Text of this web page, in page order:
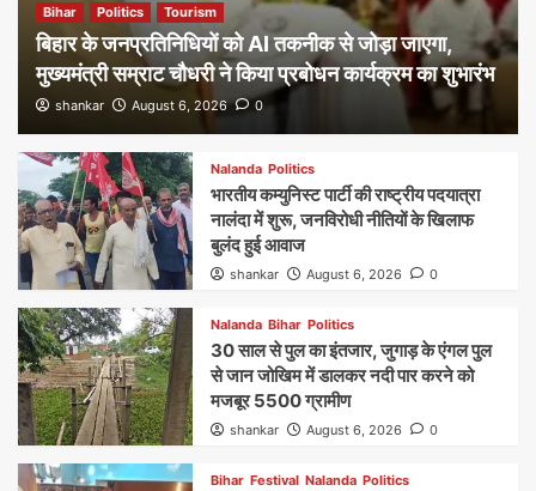
Bihar Politics Tourism
बिहार के जनप्रतिनिधियों को AI तकनीक से जोड़ा जाएगा,
मुख्यमंत्री सम्राट चौधरी ने किया प्रबोधन कार्यक्रम का शुभारंभ
shankar August 6, 2026 0
Nalanda Politics
भारतीय कम्युनिस्ट पार्टी की राष्ट्रीय पदयात्रा
नालंदा में शुरू, जनविरोधी नीतियों के खिलाफ
बुलंद हुई आवाज
shankar August 6, 2026 0
Nalanda Bihar Politics
30 साल से पुल का इंतजार, जुगाड़ के एंगल पुल
से जान जोखिम में डालकर नदी पार करने को
मजबूर 5500 ग्रामीण
shankar August 6, 2026 0
Bihar Festival Nalanda Politics